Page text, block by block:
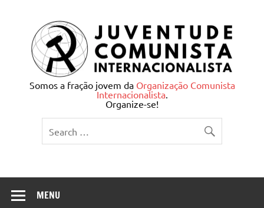
Juventude Comunista
Internacionalista
Somos a fração jovem da Organização Comunista
Internacionalista.
Organize-se!
MENU